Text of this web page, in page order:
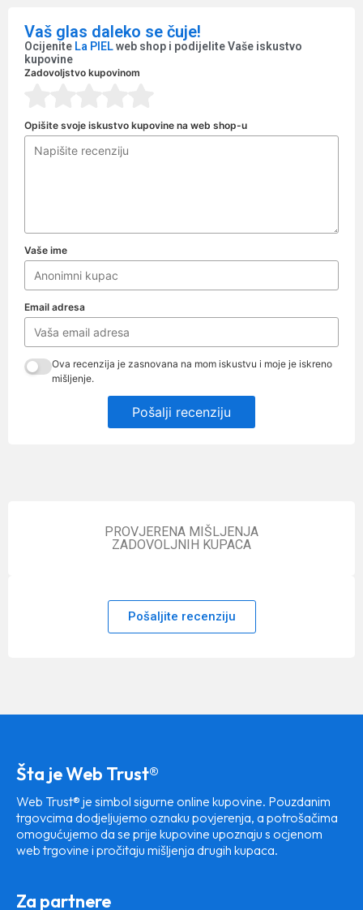
Vaš glas daleko se čuje!
Ocijenite La PIELweb shop i podijelite Vaše iskustvo
kupovine
Zadovoljstvo kupovinom
Opišite svoje iskustvo kupovine na web shop-u
Vaše ime
Email adresa
Ova recenzija je zasnovana na mom iskustvu i moje je iskreno
mišljenje.
Pošalji recenziju
PROVJERENA MIŠLJENJA
ZADOVOLJNIH KUPACA
Pošaljite recenziju
Šta je Web Trust®
Web Trust® je simbol sigurne online kupovine. Pouzdanim
trgovcima dodjeljujemo oznaku povjerenja, a potrošačima
omogućujemo da se prije kupovine upoznaju s ocjenom
web trgovine i pročitaju mišljenja drugih kupaca.
Za partnere